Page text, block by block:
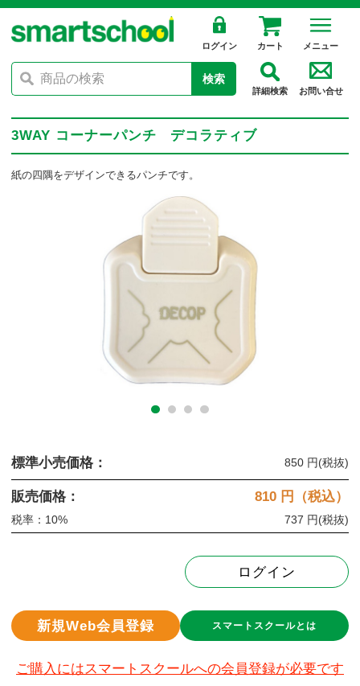
ログイン カート メニュー
検索
詳細検索 お問い合せ
3WAY コーナーパンチ デコラティブ
紙の四隅をデザインできるパンチです。
標準小売価格： 850 円(税抜)
販売価格： 810 円（税込）
税率：10% 737 円(税抜)
ログイン
新規Web会員登録 スマートスクールとは
ご購入にはスマートスクールへの会員登録が必要です